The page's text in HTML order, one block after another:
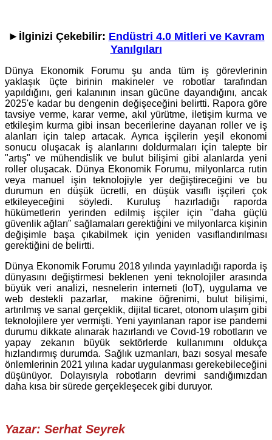
►İlginizi Çekebilir: Endüstri 4.0 Mitleri ve Kavram
Yanılgıları
Dünya Ekonomik Forumu şu anda tüm iş görevlerinin
yaklaşık üçte birinin makineler ve robotlar tarafından
yapıldığını, geri kalanının insan gücüne dayandığını, ancak
2025'e kadar bu dengenin değişeceğini belirtti. Rapora göre
tavsiye verme, karar verme, akıl yürütme, iletişim kurma ve
etkileşim kurma gibi insan becerilerine dayanan roller ve iş
alanları için talep artacak. Ayrıca işçilerin yeşil ekonomi
sonucu oluşacak iş alanlarını doldurmaları için talepte bir
"artış" ve mühendislik ve bulut bilişimi gibi alanlarda yeni
roller oluşacak. Dünya Ekonomik Forumu, milyonlarca rutin
veya manuel işin teknolojiyle yer değiştireceğini ve bu
durumun en düşük ücretli, en düşük vasıflı işçileri çok
etkileyeceğini söyledi. Kuruluş hazırladığı raporda
hükümetlerin yerinden edilmiş işçiler için "daha güçlü
güvenlik ağları" sağlamaları gerektiğini ve milyonlarca kişinin
değişimle başa çıkabilmek için yeniden vasıflandırılması
gerektiğini de belirtti.
Dünya Ekonomik Forumu 2018 yılında yayınladığı raporda iş
dünyasını değiştirmesi beklenen yeni teknolojiler arasında
büyük veri analizi, nesnelerin interneti (IoT), uygulama ve
web destekli pazarlar, makine öğrenimi, bulut bilişimi,
artırılmış ve sanal gerçeklik, dijital ticaret, otonom ulaşım gibi
teknolojilere yer vermişti. Yeni yayınlanan rapor ise pandemi
durumu dikkate alınarak hazırlandı ve Covıd-19 robotların ve
yapay zekanın büyük sektörlerde kullanımını oldukça
hızlandırmış durumda. Sağlık uzmanları, bazı sosyal mesafe
önlemlerinin 2021 yılına kadar uygulanması gerekebileceğini
düşünüyor. Dolayısıyla robotların devrimi sandığımızdan
daha kısa bir sürede gerçekleşecek gibi duruyor.
Yazar: Serhat Seyrek